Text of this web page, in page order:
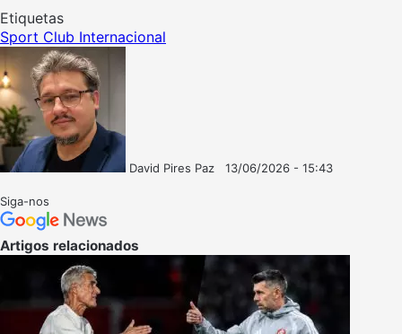
Etiquetas
Sport Club Internacional
David Pires Paz
13/06/2026 - 15:43
Siga-nos
Artigos relacionados